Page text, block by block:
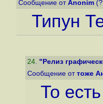
Сообщение от Anonim
Типун
24. "Релиз
Сообщение от тоже
То